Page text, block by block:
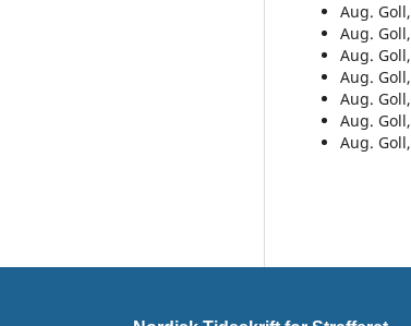
Aug. Goll,
Aug. Goll,
Aug. Goll,
Aug. Goll,
Aug. Goll,
Aug. Goll,
Aug. Goll,